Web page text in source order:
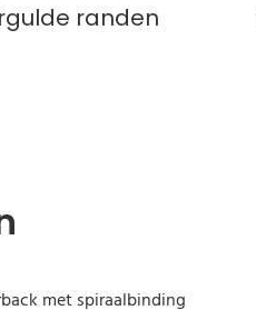
randen